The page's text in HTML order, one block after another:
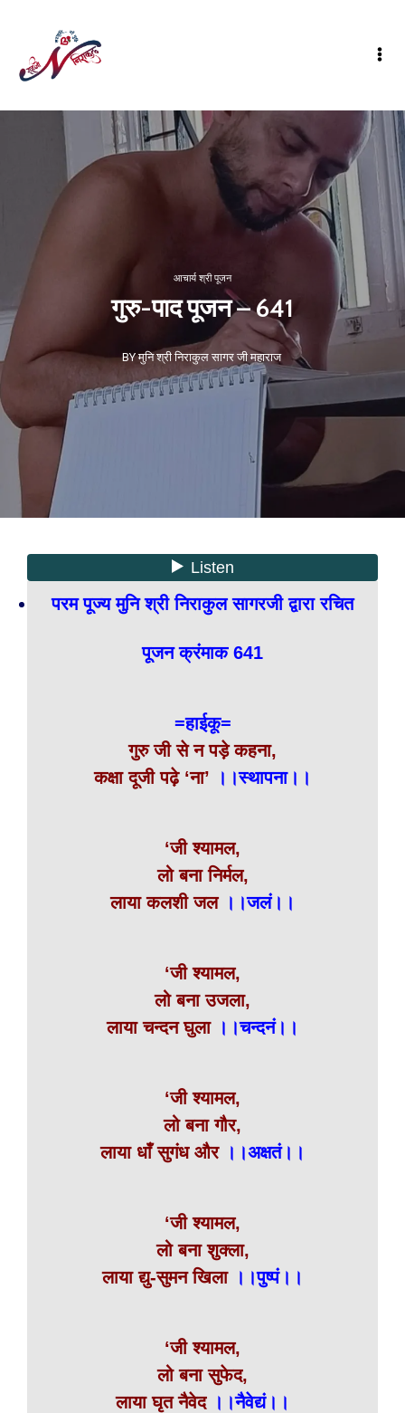
आचार्य श्री पूजन
गुरु-पाद पूजन – 641
BY मुनि श्री निराकुल सागर जी महाराज
परम पूज्य मुनि श्री निराकुल सागरजी द्वारा रचित
पूजन क्रंमाक 641
=हाईकू=
गुरु जी से न पड़े कहना,
कक्षा दूजी पढ़े ‘ना’
।।स्थापना।।
‘जी श्यामल,
लो बना निर्मल,
लाया कलशी जल ।।जलं।।
‘जी श्यामल,
लो बना उजला,
लाया चन्दन घुला।।चन्दनं।।
‘जी श्यामल,
लो बना गौर,
लाया धाँ सुगंध और ।।अक्षतं।।
‘जी श्यामल,
लो बना शुक्ला,
लाया द्यु-सुमन खिला ।।पुष्पं।।
‘जी श्यामल,
लो बना सुफेद,
लाया घृत नैवेद ।।नैवेद्यं।।